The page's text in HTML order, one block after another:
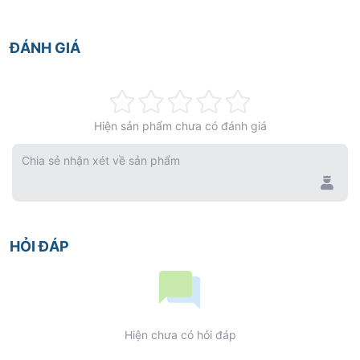
khô dưới ánh nắng mặt trời.
ĐÁNH GIÁ
0%
Hiện sản phẩm chưa có đánh giá
Chia sẻ nhận xét về sản phẩm
HỎI ĐÁP
Hiện chưa có hỏi đáp